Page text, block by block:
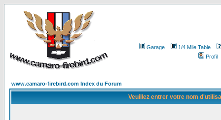
Garage
1/4 Mile Table
Profil
www.camaro-firebird.com Index du Forum
Veuillez entrer votre nom